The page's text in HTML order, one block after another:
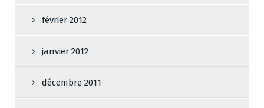
février 2012
janvier 2012
décembre 2011